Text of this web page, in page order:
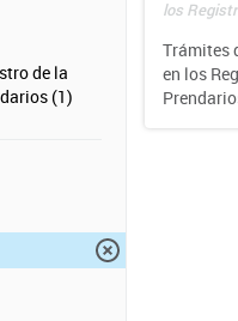
de la
(1)
los
Trámites
en los